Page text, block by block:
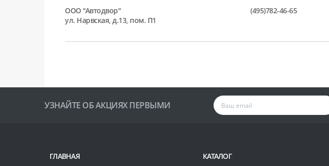
ООО "Автодвор"
ул. Нарвская, д.13, пом. П1
(495)782-46-65
УЗНАЙТЕ ОБ АКЦИЯХ ПЕРВЫМИ
ГЛАВНАЯ
КАТАЛОГ